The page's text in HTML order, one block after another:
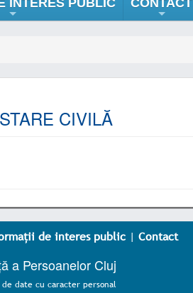
CIVILĂ
de interes public| Contact
a Persoanelor Cluj
date cu caracter personal